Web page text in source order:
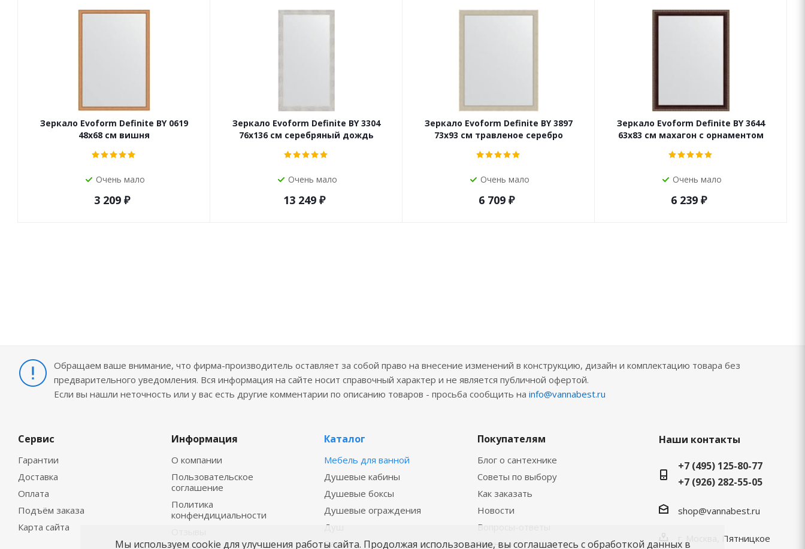
Зеркало Evoform Definite BY 0619
48x68 см вишня
Очень мало
3 209 ₽
Зеркало Evoform Definite BY 3304
76x136 см серебряный дождь
Очень мало
13 249 ₽
Зеркало Evoform Definite BY 3897
73x93 см травленое серебро
Очень мало
6 709 ₽
Зеркало Evoform Definite BY 3644
63x83 см махагон с орнаментом
Очень мало
6 239 ₽
Обращаем ваше внимание, что фирма-производитель оставляет за собой право на внесение изменений в конструкцию, дизайн и комплектацию товара без
предварительного уведомления. Вся информация на сайте носит справочный характер и не является публичной офертой.
Если вы нашли неточность или у вас есть другие комментарии по описанию товаров - просьба сообщить на info@vannabest.ru
Сервис
Гарантии
Доставка
Оплата
Подъём заказа
Карта сайта
Информация
О компании
Пользовательское
соглашение
Политика
конфендициальности
Каталог
Мебель для ванной
Душевые кабины
Душевые боксы
Душевые ограждения
Душ
Ванны
Покупателям
Блог о сантехнике
Советы по выбору
Как заказать
Новости
Вопросы-ответы
Бренды
Наши контакты
+7 (495) 125-80-77
+7 (926) 282-55-05
shop@vannabest.ru
г. Москва, Пятницкое
Мы используем cookie для улучшения работы сайта. Продолжая использование, вы соглашаетесь с обработкой данных в